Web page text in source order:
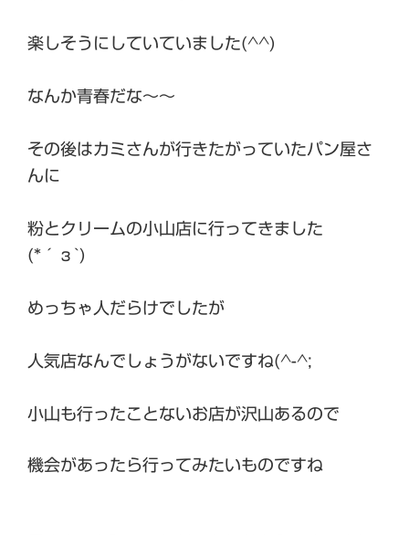
楽しそうにしていていました(^^)
なんか青春だな～～
その後はカミさんが行きたがっていたパン屋さ
んに
粉とクリームの小山店に行ってきました
(*´з`)
めっちゃ人だらけでしたが
人気店なんでしょうがないですね(^-^;
小山も行ったことないお店が沢山あるので
機会があったら行ってみたいものですね